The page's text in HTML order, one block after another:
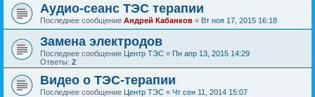
Аудио-сеанс ТЭС терапии
Последнее сообщение Андрей Кабанков « Вт ноя 17, 2015 16:18
Замена электродов
Последнее сообщение Центр ТЭС « Пн апр 13, 2015 14:29
Ответы: 2
Видео о ТЭС-терапии
Последнее сообщение Центр ТЭС « Чт сен 11, 2014 15:07